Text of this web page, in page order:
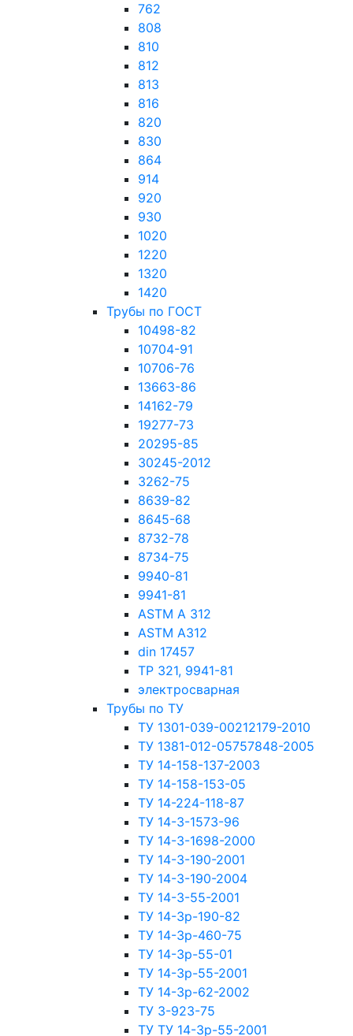
762
808
810
812
813
816
820
830
864
914
920
930
1020
1220
1320
1420
Трубы по ГОСТ
10498-82
10704-91
10706-76
13663-86
14162-79
19277-73
20295-85
30245-2012
3262-75
8639-82
8645-68
8732-78
8734-75
9940-81
9941-81
ASTM A 312
ASTM A312
din 17457
TP 321, 9941-81
электросварная
Трубы по ТУ
ТУ 1301-039-00212179-2010
ТУ 1381-012-05757848-2005
ТУ 14-158-137-2003
ТУ 14-158-153-05
ТУ 14-224-118-87
ТУ 14-3-1573-96
ТУ 14-3-1698-2000
ТУ 14-3-190-2001
ТУ 14-3-190-2004
ТУ 14-3-55-2001
ТУ 14-3р-190-82
ТУ 14-3р-460-75
ТУ 14-3р-55-01
ТУ 14-3р-55-2001
ТУ 14-3р-62-2002
ТУ 3-923-75
ТУ ТУ 14-3р-55-2001